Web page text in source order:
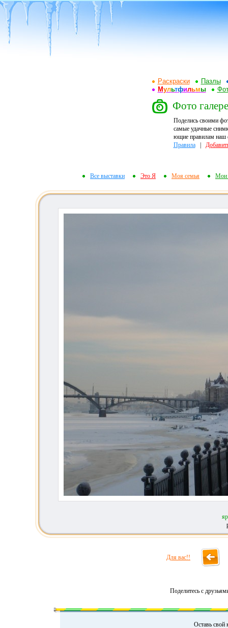
Раскраски
Пазлы
Мультфильмы
Фото
Поделись своими
самые удачные
ющие правилам наш
Правила|
Все выставки Это Я Моя семья Мои
Для вас!!
Поделитесь с
Оставь свой